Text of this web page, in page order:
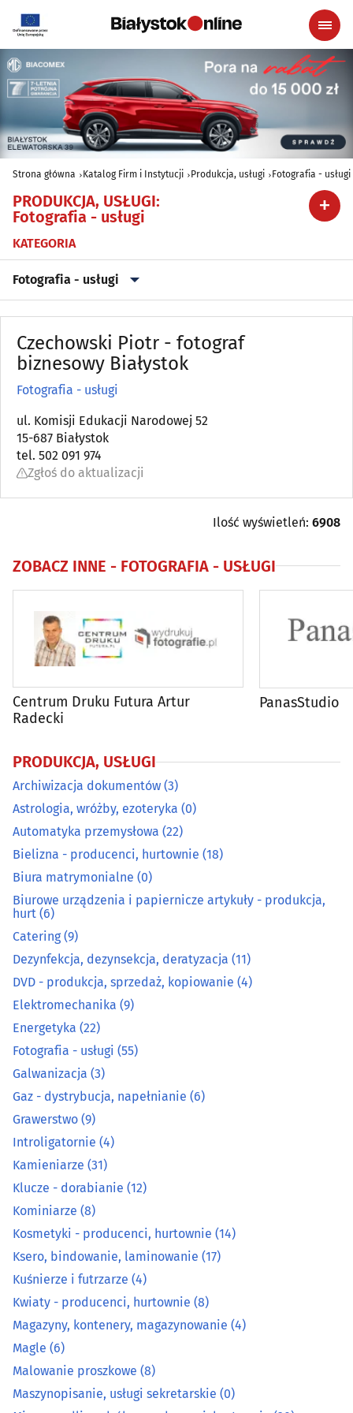
Strona główna Katalog Firm i Instytucji Produkcja, usługi Fotografia - usługi
PRODUKCJA, USŁUGI:
Fotografia - usługi
KATEGORIA
Fotografia - usługi
Archiwizacja dokumentów(3)
Astrologia, wróżby, ezoteryka(0)
Automatyka przemysłowa
Bielizna - producenci, hurtownie
Biura matrymonialne(0)
Biurowe urządzenia i papiernicze artykuły - produkcja,
Catering(9)
Dezynfekcja, dezynsekcja, deratyzacja
DVD - produkcja, sprzedaż, kopiowanie
Elektromechanika(9)
Galwanizacja (3)
Gaz - dystrybucja, napełnianie(6)
Grawerstwo(9)
Introligatornie
Kamieniarze(31)
Kominiarze (8)
Kosmetyki - producenci, hurtownie
Ksero, bindowanie, laminowanie
(4)
Kwiaty - producenci, hurtownie
Magazyny, kontenery, magazynowanie
Magle(6)
Malowanie proszkowe
Maszynopisanie, usługi sekretarskie
Czechowski Piotr - fotograf
biznesowy Białystok
Fotografia - usługi
ul. Komisji Edukacji Narodowej 52
15-687 Białystok
tel. 502 091 974
Zgłoś do aktualizacji
Ilość wyświetleń: 6908
ZOBACZ INNE - FOTOGRAFIA - USŁUGI
Centrum Druku Futura Artur
Radecki
PanasStudio
PRODUKCJA, USŁUGI
Archiwizacja dokumentów (3)
Astrologia, wróżby, ezoteryka (0)
Automatyka przemysłowa (22)
Bielizna - producenci, hurtownie (18)
Biura matrymonialne (0)
Biurowe urządzenia i papiernicze artykuły - produkcja,
hurt (6)
Catering(9)
Dezynfekcja, dezynsekcja, deratyzacja (11)
DVD - produkcja, sprzedaż, kopiowanie (4)
Elektromechanika (9)
Energetyka (22)
Fotografia - usługi (55)
Galwanizacja (3)
Gaz - dystrybucja, napełnianie (6)
Grawerstwo (9)
Introligatornie (4)
Kamieniarze (31)
Klucze - dorabianie (12)
Kominiarze (8)
Kosmetyki - producenci, hurtownie (14)
Ksero, bindowanie, laminowanie (17)
Kuśnierze i futrzarze (4)
Kwiaty - producenci, hurtownie (8)
Magazyny, kontenery, magazynowanie (4)
Magle (6)
Malowanie proszkowe (8)
Maszynopisanie, usługi sekretarskie (0)